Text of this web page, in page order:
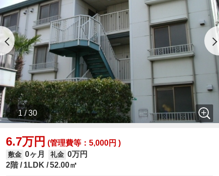
1 / 30
6.7万円 (管理費等：5,000円 )
敷金 0ヶ月 礼金 0万円
2階
1LDK 52.00㎡